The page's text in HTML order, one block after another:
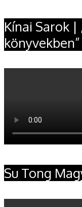
Kínai Sarok |
Su Tong